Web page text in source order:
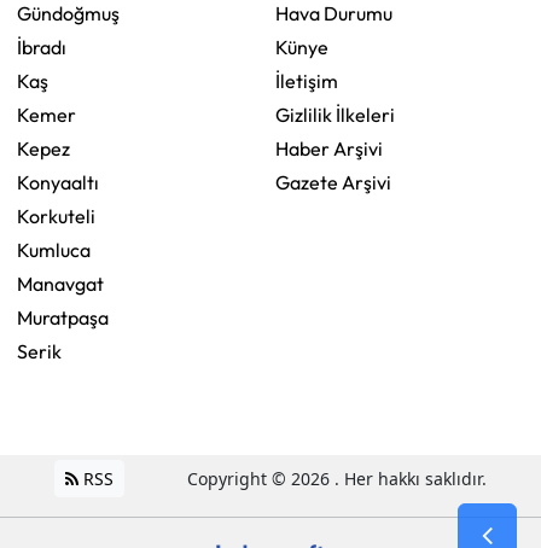
Gündoğmuş
İbradı
Kaş
Kemer
Kepez
Konyaaltı
Korkuteli
Kumluca
Manavgat
Muratpaşa
Serik
Hava Durumu
Künye
İletişim
Gizlilik İlkeleri
Haber Arşivi
Gazete Arşivi
RSS Copyright © 2026 . Her hakkı saklıdır.